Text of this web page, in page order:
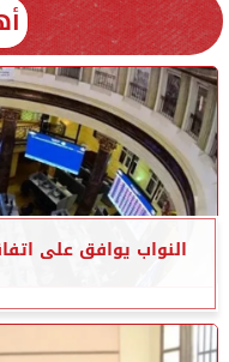
النواب يوافق على